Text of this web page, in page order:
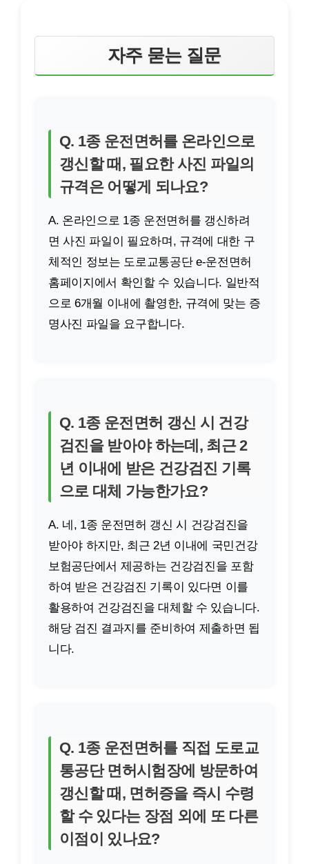
자주 묻는 질문
Q. 1종 운전면허를 온라인으로
갱신할 때, 필요한 사진 파일의
규격은 어떻게 되나요?
A. 온라인으로 1종 운전면허를 갱신하려
면 사진 파일이 필요하며, 규격에 대한 구
체적인 정보는 도로교통공단 e-운전면허
홈페이지에서 확인할 수 있습니다. 일반적
으로 6개월 이내에 촬영한, 규격에 맞는 증
명사진 파일을 요구합니다.
Q. 1종 운전면허 갱신 시 건강
검진을 받아야 하는데, 최근 2
년 이내에 받은 건강검진 기록
으로 대체 가능한가요?
A. 네, 1종 운전면허 갱신 시 건강검진을
받아야 하지만, 최근 2년 이내에 국민건강
보험공단에서 제공하는 건강검진을 포함
하여 받은 건강검진 기록이 있다면 이를
활용하여 건강검진을 대체할 수 있습니다.
해당 검진 결과지를 준비하여 제출하면 됩
니다.
Q. 1종 운전면허를 직접 도로교
통공단 면허시험장에 방문하여
갱신할 때, 면허증을 즉시 수령
할 수 있다는 장점 외에 또 다른
이점이 있나요?